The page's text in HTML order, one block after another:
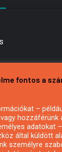
vagy
fontos a
–
adatokat
által küldött
személyre